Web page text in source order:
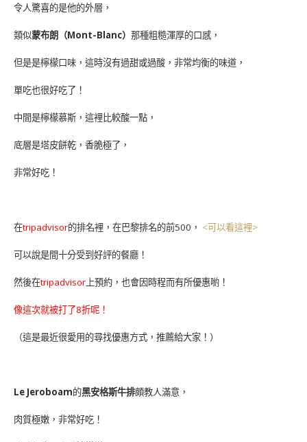
令人驚喜的是他的外層，
類似蒙布朗（Mont-Blanc） 那種粗糙渾厚的口感，
但是是檸檬口味，這時沒有過甜或過酸，非常均衡的味道，
單吃也很好吃了！
中間是檸檬慕斯，這裡比較酸一點，
底層是塔皮餅乾，香脆極了，
非常好吃！
在tripadvisor的排名裡，在巴黎排名的前500， <可以看這裡>
可以說是間十分受到好評的餐廳！
然後在tripadvisor 上預約，也會因時程而有所優惠喲！
像這次就被打了8折呢！
（這是最近很愛用的尋找優惠方式，推薦給大家！）
Le Jeroboam的黑安格斯牛排頗教人滿意，
肉質極嫩，非常好吃！